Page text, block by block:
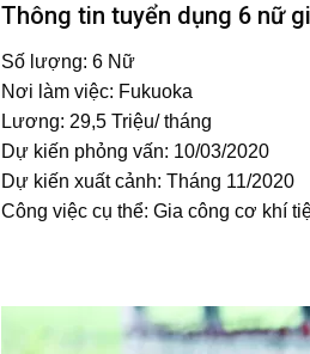
Thông tin tuyển dụng 6 nữ
Số lượng: 6 Nữ
Nơi làm việc: Fukuoka
Lương: 29,5 Triệu/ tháng
Dự kiến phỏng vấn: 10/03/2020
Dự kiến xuất cảnh: Tháng 11/2020
Công việc cụ thể: Gia công cơ khí